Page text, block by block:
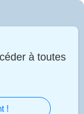
à toutes
!